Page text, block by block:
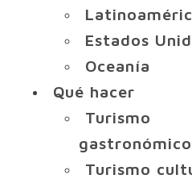
Estados
Oceanía
Qué hacer
Turismo
gastronómico
Turismo